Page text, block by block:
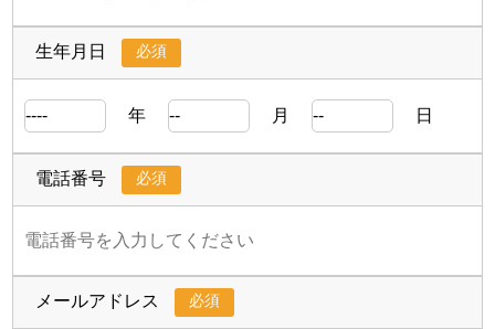
生年月日 必須
年 月 日
電話番号 必須
メールアドレス 必須